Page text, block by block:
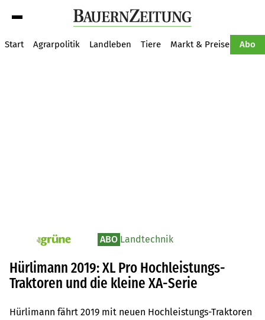
Start Agrarpolitik Landleben Tiere Markt & Preise Abo
pv_die-grune-online ABO Landtechnik
Hürlimann 2019: XL Pro Hochleistungs-
Traktoren und die kleine XA-Serie
Hürlimann fährt 2019 mit neuen Hochleistungs-Traktoren